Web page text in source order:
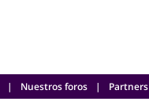
Nuestros foros Partners